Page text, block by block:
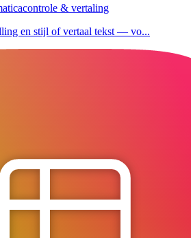
& vertaling
en stijl of vertaal tekst — vo...